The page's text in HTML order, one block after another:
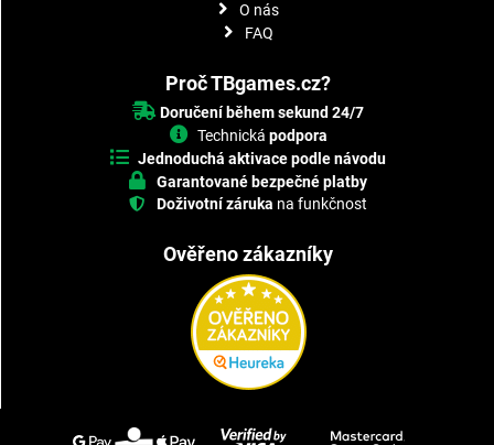
O nás
FAQ
Proč TBgames.cz?
Doručení během sekund 24/7
Technická podpora
Jednoduchá aktivace podle návodu
Garantované bezpečné platby
Doživotní záruka na funkčnost
Ověřeno zákazníky